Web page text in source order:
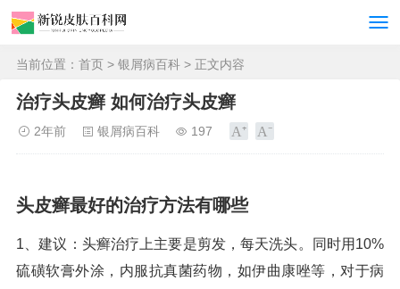
当前位置： 首页 > 银屑病百科 > 正文内容
治疗头皮癣 如何治疗头皮癣
2年前 银屑病百科 197
头皮癣最好的治疗方法有哪些
1、建议：头癣治疗上主要是剪发，每天洗头。同时用10%
硫磺软膏外涂，内服抗真菌药物，如伊曲康唑等，对于病